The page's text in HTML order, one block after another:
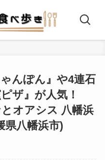
んぽん』や4連石
ザ』が人気！
とオアシス 八幡浜
県八幡浜市)